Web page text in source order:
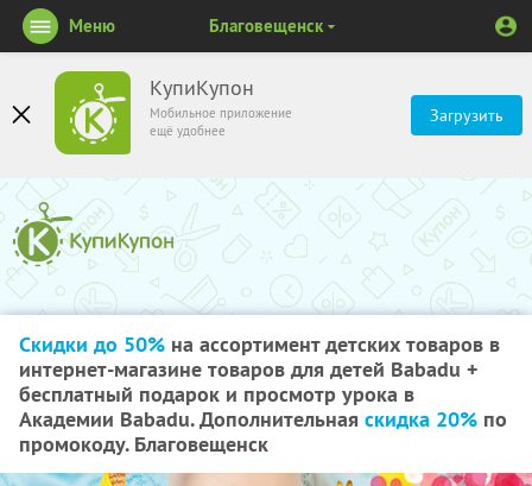
КупиКупон
Мобильное приложение
ещё удобнее
Загрузить
Меню Благовещенск
Скидки до 50% на ассортимент детских товаров в
интернет-магазине товаров для детей Babadu +
бесплатный подарок и просмотр урока в
Академии Babadu. Дополнительная скидка 20% по
промокоду. Благовещенск